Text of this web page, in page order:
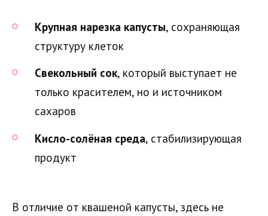
Крупная нарезка капусты, сохраняющая
структуру клеток
Свекольный сок, который выступает не
только красителем, но и источником
сахаров
Кисло-солёная среда, стабилизирующая
продукт
В отличие от квашеной капусты, здесь не